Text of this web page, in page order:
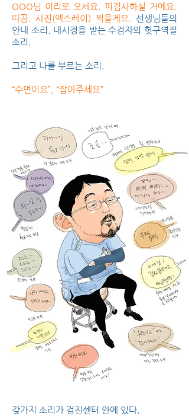
OOO님 이리로 오세요. 피검사하실 거에요.
따끔. 사진(엑스레이) 찍을게요.
선생님들의
안내 소리. 내시경을 받는 수검자의 헛구역질
소리.
그리고 나를 부르는 소리.
“수면이요”, “잡아주세요”
갖가지 소리가 검진센터 안에 있다.